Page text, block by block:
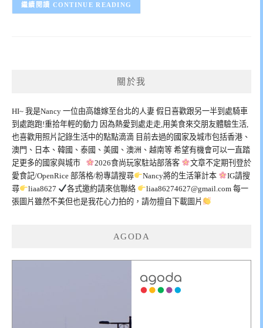
CONTINUE READING
關於我
HI~ 我是Nancy 一位由高雄嫁至台北的人妻 假日喜歡跟另一半到處騎車
到處跑跑!重拾年輕的動力 因為熱愛到處走走,用美食來交朋友體驗生活,
也喜歡用照片記錄生活中的點點滴滴 目前去過的國家及城市包括香港、
澳門、日本、韓國、泰國、美國、澳洲、越南等 希望有機會可以一直踏
足更多的國家與城市
2026食尚玩家駐站部落客
文章不定期刊登於
愛食記/OpenRice 部落格/粉專請搜尋
Nancy將的生活筆計本
IG請搜
尋
liaa8627 各式邀約請來信聯絡 liaa86274627@gmail.com每一
張圖片雖然不美但也是我花心力拍的，請勿擅自下載圖片
AGODA